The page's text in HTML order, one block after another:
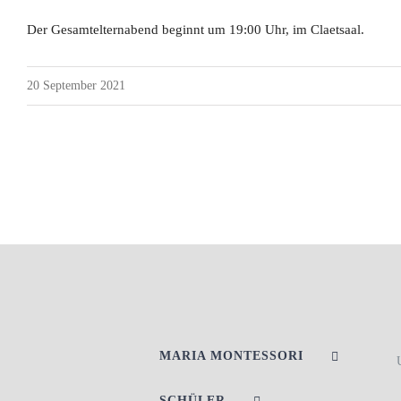
Der Gesamtelternabend beginnt um 19:00 Uhr, im Claetsaal.
20 September 2021
MARIA MONTESSORI